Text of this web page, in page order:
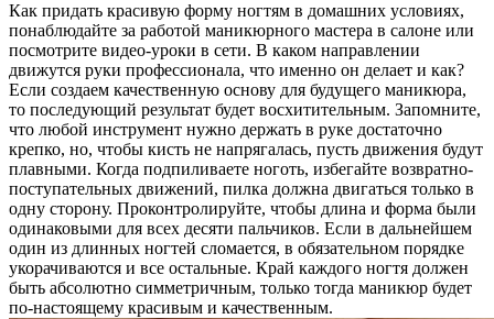
Как придать красивую форму ногтям в домашних условиях,
понаблюдайте за работой маникюрного мастера в салоне или
посмотрите видео-уроки в сети. В каком направлении
движутся руки профессионала, что именно он делает и как?
Если создаем качественную основу для будущего маникюра,
то последующий результат будет восхитительным. Запомните,
что любой инструмент нужно держать в руке достаточно
крепко, но, чтобы кисть не напрягалась, пусть движения будут
плавными. Когда подпиливаете ноготь, избегайте возвратно-
поступательных движений, пилка должна двигаться только в
одну сторону. Проконтролируйте, чтобы длина и форма были
одинаковыми для всех десяти пальчиков. Если в дальнейшем
один из длинных ногтей сломается, в обязательном порядке
укорачиваются и все остальные. Край каждого ногтя должен
быть абсолютно симметричным, только тогда маникюр будет
по-настоящему красивым и качественным.